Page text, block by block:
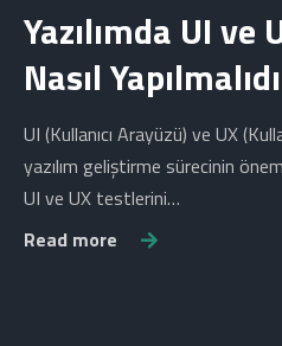
Yazılımda UI ve
Nasıl
UI (Kullanıcı Arayüzü) ve UX
yazılım geliştirme sürecinin
UI ve UX testlerini…
Read more